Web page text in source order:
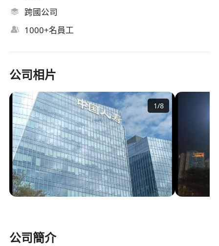
跨國公司
1000+名員工
公司相片
1/8
公司簡介